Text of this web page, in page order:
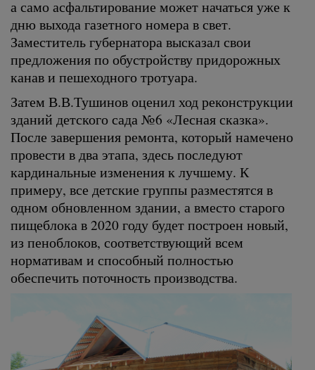
а само асфальтирование может начаться уже к
дню выхода газетного номера в свет.
Заместитель губернатора высказал свои
предложения по обустройству придорожных
канав и пешеходного тротуара.
Затем В.В.Тушинов оценил ход реконструкции
зданий детского сада №6 «Лесная сказка».
После завершения ремонта, который намечено
провести в два этапа, здесь последуют
кардинальные изменения к лучшему. К
примеру, все детские группы разместятся в
одном обновленном здании, а вместо старого
пищеблока в 2020 году будет построен новый,
из пеноблоков, соответствующий всем
нормативам и способный полностью
обеспечить поточность производства.